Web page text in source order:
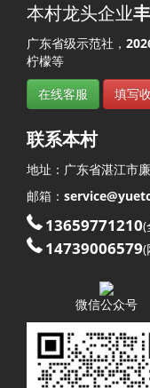
本村龙头企业
广东省级示范社，
柠檬等
在线客服
填写
联系本村
地址： 广东省湛江市
邮箱：
13659771210(
14739006579(
微信公众号